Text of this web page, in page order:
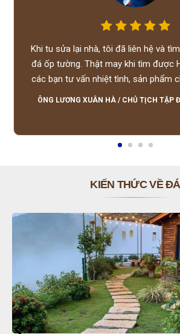
Khi tu sửa lại nhà, tôi đã liên hệ và
đá ốp tường. Thật may khi tìm được
các bạn tư vấn nhiệt tình, sản phẩm
lượng tốt, giá hợp lý, hỗ trợ
ÔNG LƯƠNG XUÂN HÀ / CHỦ TỊCH TẬP
KIẾN THỨC VỀ ĐÁ